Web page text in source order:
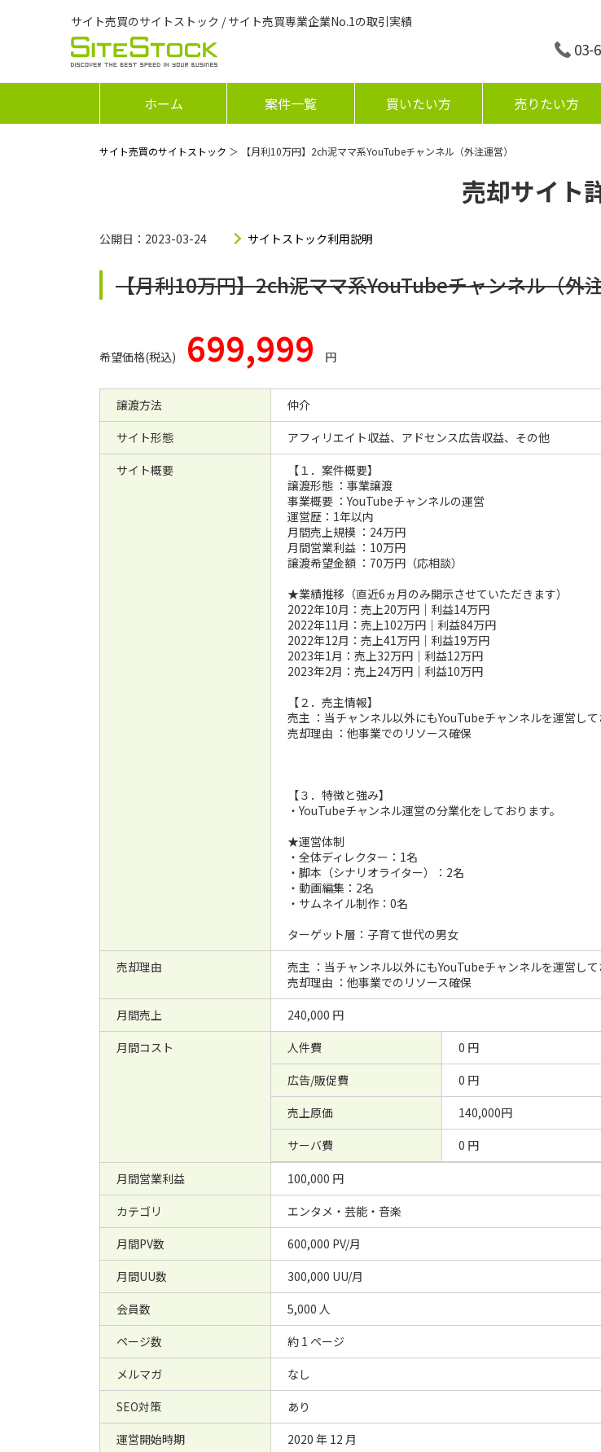
サイト売買のサイトストック / サイト売買専業企業No.1の取引実績
03-
ホーム 案件一覧 買いたい方 売りたい方
サイト売買のサイトストック ＞ 【月利10万円】2ch泥ママ系YouTubeチャンネル（外注運営）
売却サイト
公開日：2023-03-24 サイトストック利用説明
【月利10万円】2ch泥ママ系YouTubeチャンネル（外
希望価格(税込) 699,999 円
譲渡方法
仲介
サイト形態
アフィリエイト収益、アドセンス広告収益、その他
サイト概要
【１．案件概要】
譲渡形態 ：事業譲渡
事業概要 ：YouTubeチャンネルの運営
運営歴：1年以内
月間売上規模 ：24万円
月間営業利益 ：10万円
譲渡希望金額 ：70万円（応相談）
★業績推移（直近6ヵ月のみ開示させていただきます）
2022年10月：売上20万円｜利益14万円
2022年11月：売上102万円｜利益84万円
2022年12月：売上41万円｜利益19万円
2023年1月：売上32万円｜利益12万円
2023年2月：売上24万円｜利益10万円
【２．売主情報】
売主 ：当チャンネル以外にもYouTubeチャンネルを運営して
売却理由 ：他事業でのリソース確保
【３．特徴と強み】
・YouTubeチャンネル運営の分業化をしております。
★運営体制
・全体ディレクター：1名
・脚本（シナリオライター）：2名
・動画編集：2名
・サムネイル制作：0名
ターゲット層：子育て世代の男女
売却理由
売主 ：当チャンネル以外にもYouTubeチャンネルを運営して
売却理由 ：他事業でのリソース確保
月間売上
240,000 円
月間コスト
人件費
0 円
広告/販促費
0 円
売上原価
140,000円
サーバ費
0 円
月間営業利益
100,000 円
カテゴリ
エンタメ・芸能・音楽
月間PV数
600,000 PV/月
月間UU数
300,000 UU/月
会員数
5,000 人
ページ数
約 1 ページ
メルマガ
なし
SEO対策
あり
運営開始時期
2020 年 12 月